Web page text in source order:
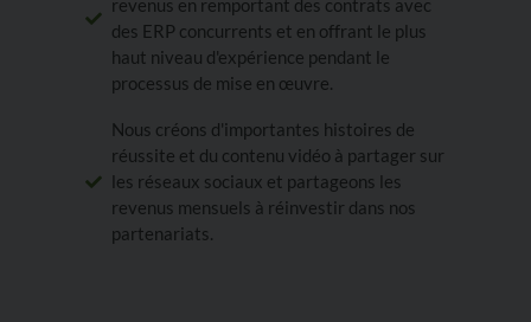
revenus en remportant des contrats avec
des ERP concurrents et en offrant le plus
haut niveau d'expérience pendant le
processus de mise en œuvre.
Nous créons d'importantes histoires de
réussite et du contenu vidéo à partager sur
les réseaux sociaux et partageons les
revenus mensuels à réinvestir dans nos
partenariats.